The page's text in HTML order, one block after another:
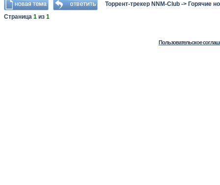
Торрент-трекер NNM-Club -> Горячие
Страница 1 из 1
Пользовательское